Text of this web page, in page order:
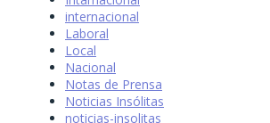
internacional
Laboral
Local
Nacional
Notas de Prensa
Noticias Insólitas
noticias-insolitas